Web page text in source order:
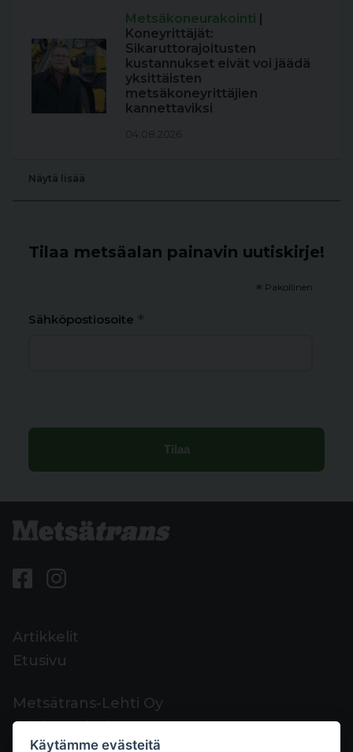
Metsäkoneurakointi |
Koneyrittäjät:
Sikaruttorajoitusten
kustannukset eivät voi jäädä
yksittäisten
metsäkoneyrittäjien
kannettaviksi
04.08.2026
Näytä lisää
Tilaa metsäalan painavin uutiskirje!
* Pakollinen
Sähköpostiosoite *
Artikkelit
Etusivu
Metsätrans-Lehti Oy
Asiakaspalvelu
Käytämme evästeitä